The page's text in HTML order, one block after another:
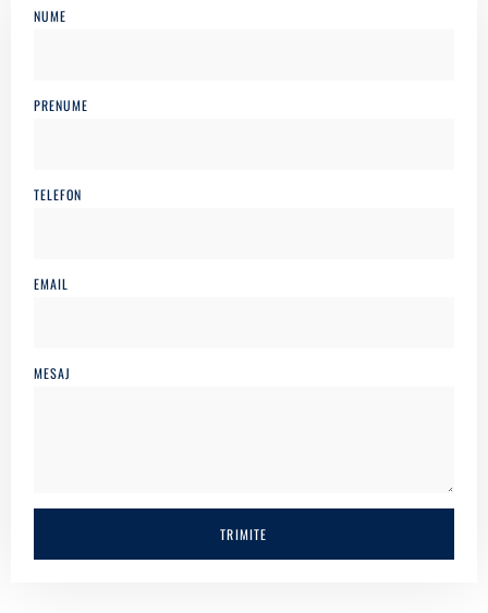
NUME
PRENUME
TELEFON
EMAIL
MESAJ
TRIMITE